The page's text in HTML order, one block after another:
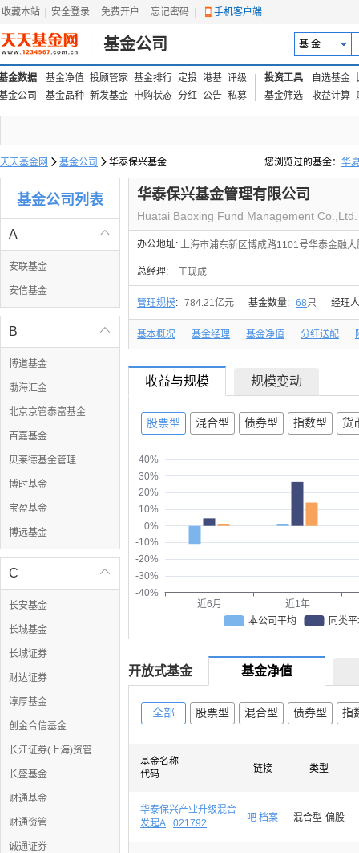
收藏本站 安全登录 免费开户 忘记密码 手机客户端
基金公司 基 金
金数据 基金净值 投顾管家 基金排行 定投 港基 评级
金公司
基金品种 新发基金 申购状态 分红 公告 私募
投资工具 自选基金
基金筛选
收益计算
天天基金网  基金公司  华泰保兴基金 您浏览过的基金： 华
易方达上证中盘ETF联
基金公司列表

A
安联基金
安信基金

B
博道基金
渤海汇金
北京京管泰富基金
百嘉基金
贝莱德基金管理
博时基金
宝盈基金
博远基金

C
长安基金
长城基金
长城证券
财达证券
淳厚基金
创金合信基金
长江证券(上海)资管
长盛基金
财通基金
财通资管
诚通证券
华泰保兴基金管理有限公司
Huatai Baoxing Fund Management Co.,Ltd.
办公地址: 上海市浦东新区博成路1101号华泰金融大
总经理: 王现成
管理规模: 784.21亿元 基金数量: 68只 经理
基本概况 基金经理 基金净值 分红送配
收益与规模 规模变动
股票型 混合型 债券型 指数型 货
-40%
-30%
-20%
-10%
0%
10%
20%
30%
40%
近6月
近1年
本公司平均
同类
开放式基金 基金净值
全部 股票型 混合型 债券型 指
基金名称
代码
链接 类型
华泰保兴产业升级混合
发起A
021792 吧 档案 混合型-偏股